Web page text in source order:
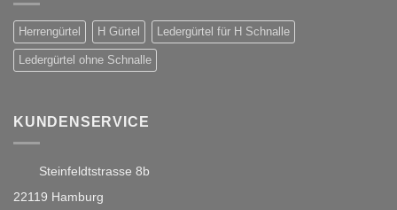
Herrengürtel H Gürtel Ledergürtel für H Schnalle
Ledergürtel ohne Schnalle
KUNDENSERVICE
Steinfeldtstrasse 8b
22119 Hamburg